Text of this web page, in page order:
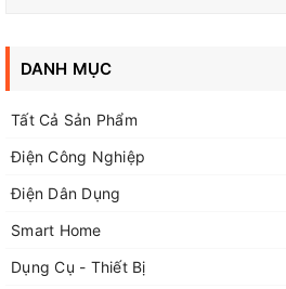
Vôn kế điện tử DC
DANH MỤC
Tất Cả Sản Phẩm
Điện Công Nghiệp
Điện Dân Dụng
Smart Home
Dụng Cụ - Thiết Bị